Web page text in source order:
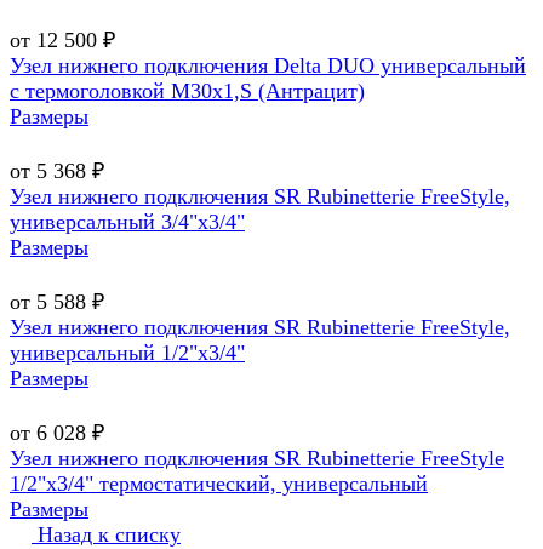
от 12 500 ₽
Узел нижнего подключения Delta DUO универсальный
с термоголовкой М30х1,Ѕ (Антрацит)
Размеры
от 5 368 ₽
Узел нижнего подключения SR Rubinetterie FreeStyle,
универсальный 3/4"х3/4"
Размеры
от 5 588 ₽
Узел нижнего подключения SR Rubinetterie FreeStyle,
универсальный 1/2"х3/4"
Размеры
от 6 028 ₽
Узел нижнего подключения SR Rubinetterie FreeStyle
1/2"х3/4" термостатический, универсальный
Размеры
Назад к списку